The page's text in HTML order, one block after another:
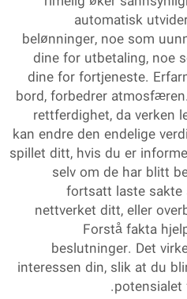
automatisk
belønninger, noe som
dine for utbetaling, noe
dine for fortjeneste.
bord, forbedrer
rettferdighet, da verken
kan endre den endelige
spillet ditt, hvis du er
selv om de har blitt
fortsatt laste
nettverket ditt, eller
Forstå fakta
beslutninger. Det
interessen din, slik at du